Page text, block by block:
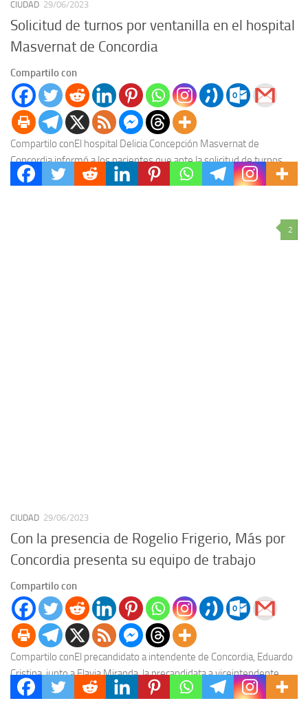
CIUDAD 29/06/2023
Solicitud de turnos por ventanilla en el hospital
Masvernat de Concordia
Compartilo con
Compartilo conEl hospital Delicia Concepción Masvernat de
Concordia informó a los pacientes que ante la solicitud de turnos
por ventanilla debe presentarse de forma obligatoria...
2
CIUDAD 29/06/2023
Con la presencia de Rogelio Frigerio, Más por
Concordia presenta su equipo de trabajo
Compartilo con
Compartilo conEl precandidato a intendente de Concordia, Eduardo
Cristina, junto a Flavia Miranda, la precandidata a viceintendente,
presenta este jueves a todo su equipo de...